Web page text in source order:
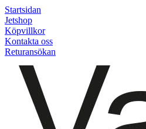
Startsidan
Jetshop
Köpvillkor
Kontakta oss
Returansökan